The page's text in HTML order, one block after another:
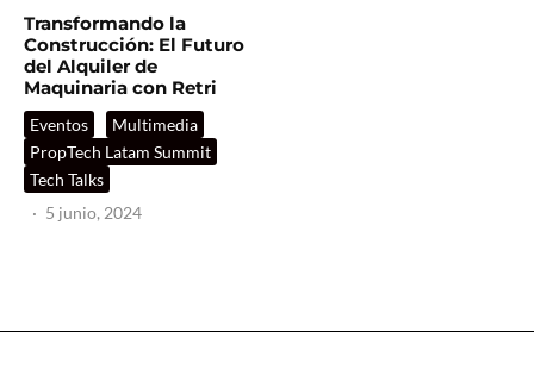
Transformando la
Construcción: El Futuro
del Alquiler de
Maquinaria con Retri
Eventos
Multimedia
PropTech Latam Summit
Tech Talks
· 5 junio, 2024